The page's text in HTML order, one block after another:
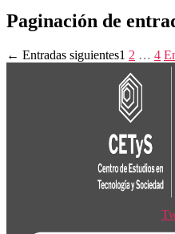
Paginación de
← Entradas siguientes1 2 … 4